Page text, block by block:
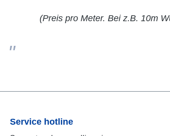
(Preis pro Meter. Bei z.B. 10m
Service hotline